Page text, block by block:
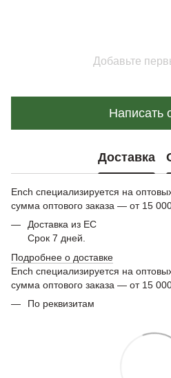
Добавьте
Написать
Доставка
Ench специализируется на
сумма оптового заказа — от 15 000
Доставка из ЕС
Срок 7 дней.
Подробнее о доставке
Ench специализируется на
сумма оптового заказа — от 15
По реквизитам